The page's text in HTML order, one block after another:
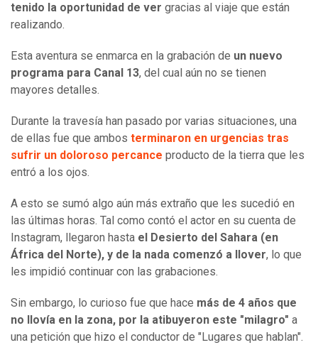
tenido la oportunidad de ver gracias al viaje que están
realizando.
Esta aventura se enmarca en la grabación de un nuevo
programa para Canal 13, del cual aún no se tienen
mayores detalles.
Durante la travesía han pasado por varias situaciones, una
de ellas fue que ambos terminaron en urgencias tras
sufrir un doloroso percance producto de la tierra que les
entró a los ojos.
A esto se sumó algo aún más extraño que les sucedió en
las últimas horas. Tal como contó el actor en su cuenta de
Instagram, llegaron hasta el Desierto del Sahara (en
África del Norte), y de la nada comenzó a llover, lo que
les impidió continuar con las grabaciones.
Sin embargo, lo curioso fue que hace más de 4 años que
no llovía en la zona, por la atibuyeron este "milagro" a
una petición que hizo el conductor de "Lugares que hablan".